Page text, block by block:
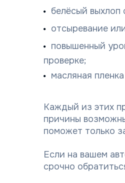
белёсый выхлоп
отсыревание
повышенный
проверке;
масляная
Каждый из этих
причины
поможет только
Если на вашем
срочно